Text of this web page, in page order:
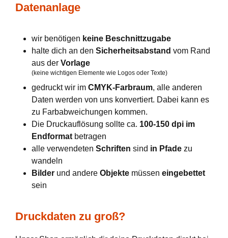
Datenanlage
wir benötigen keine Beschnittzugabe
halte dich an den Sicherheitsabstand vom Rand
aus der Vorlage
(keine wichtigen Elemente wie Logos oder Texte)
gedruckt wir im CMYK-Farbraum, alle anderen
Daten werden von uns konvertiert. Dabei kann es
zu Farbabweichungen kommen.
Die Druckauflösung sollte ca. 100-150 dpi im
Endformat betragen
alle verwendeten Schriften sind in Pfade zu
wandeln
Bilder und andere Objekte müssen eingebettet
sein
Druckdaten zu groß?